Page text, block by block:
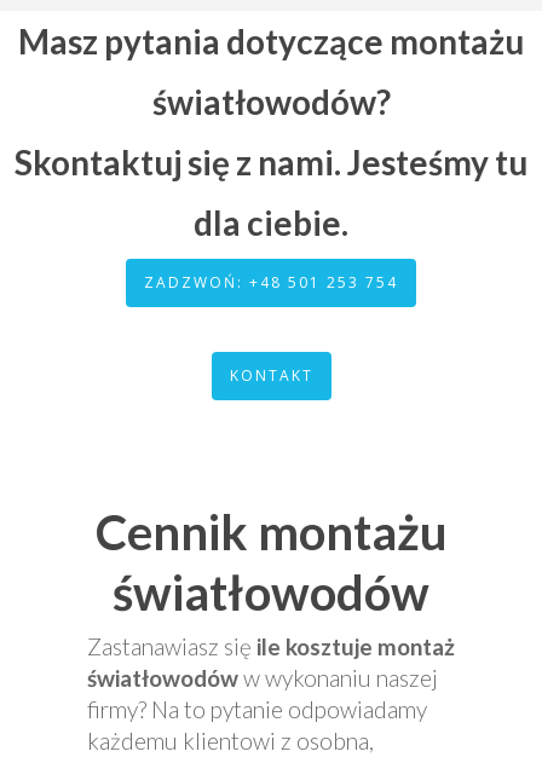
Masz pytania dotyczące montażu
światłowodów?
Skontaktuj się z nami. Jesteśmy tu
dla ciebie.
ZADZWOŃ: +48 501 253 754
KONTAKT
Cennik montażu
światłowodów
Zastanawiasz się ile kosztuje montaż
światłowodóww wykonaniu naszej
firmy? Na to pytanie odpowiadamy
każdemu klientowi z osobna,